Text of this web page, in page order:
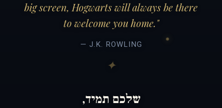
big screen, Hogwarts will always be there
to welcome you home."
— J.K. ROWLING
שלכם תמיד,